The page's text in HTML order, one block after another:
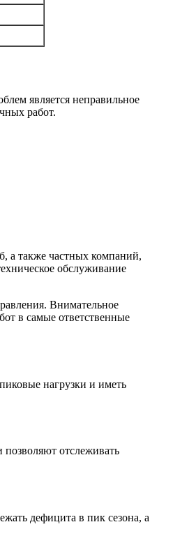
является неправильное
работ.
а также частных компаний,
обслуживание
Внимательное
в самые ответственные
нагрузки и иметь
отслеживать
дефицита в пик сезона, а